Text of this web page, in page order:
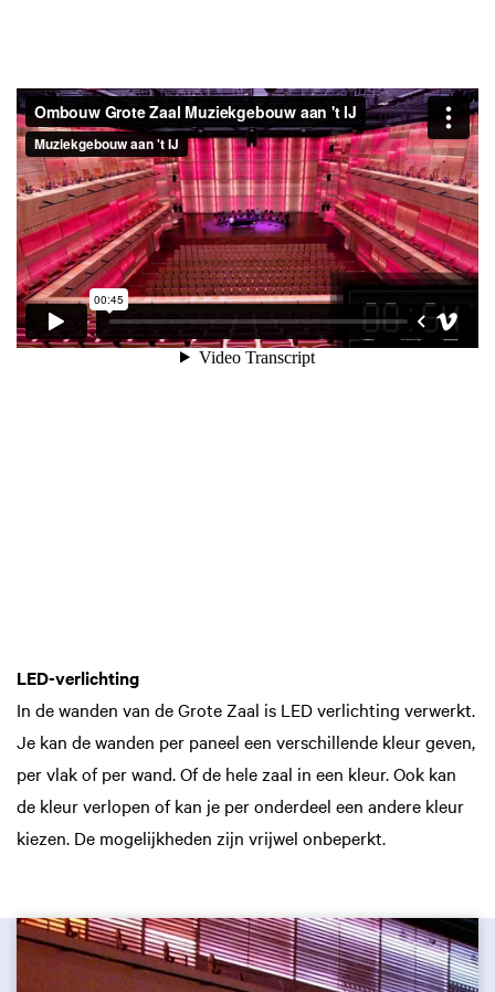
LED-verlichting
In de wanden van de Grote Zaal is LED verlichting verwerkt.
Je kan de wanden per paneel een verschillende kleur geven,
per vlak of per wand. Of de hele zaal in een kleur. Ook kan
de kleur verlopen of kan je per onderdeel een andere kleur
kiezen. De mogelijkheden zijn vrijwel onbeperkt.